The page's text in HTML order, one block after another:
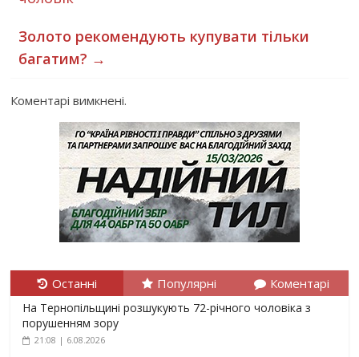
Золото рекомендують купувати тільки
багатим? →
Коментарі вимкнені.
Останні Популярні Коментарі
На Тернопільщині розшукують 72-річного чоловіка з
порушенням зору
21:08 | 6.08.2026